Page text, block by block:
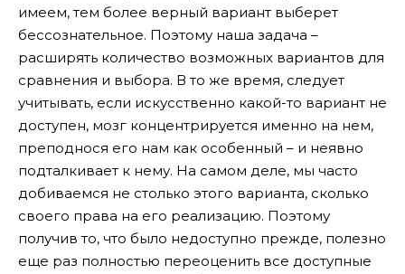
имеем, тем более верный вариант выберет
бессознательное. Поэтому наша задача –
расширять количество возможных вариантов для
сравнения и выбора. В то же время, следует
учитывать, если искусственно какой-то вариант не
доступен, мозг концентрируется именно на нем,
преподнося его нам как особенный – и неявно
подталкивает к нему. На самом деле, мы часто
добиваемся не столько этого варианта, сколько
своего права на его реализацию. Поэтому
получив то, что было недоступно прежде, полезно
еще раз полностью переоценить все доступные